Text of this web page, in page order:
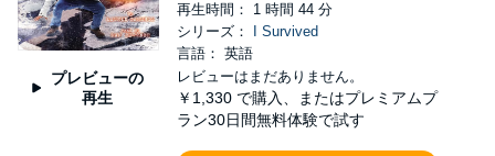
プレビューの
再生
再生時間： 1 時間 44 分
シリーズ：
I Survived
言語： 英語
レビューはまだありません。
￥1,330 で購入、またはプレミアムプ
ラン30日間無料体験で試す